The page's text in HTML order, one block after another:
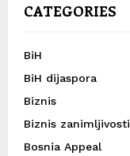
CATEGORIES
BiH
BiH dijaspora
Biznis
Biznis zanimljivosti
Bosnia Appeal